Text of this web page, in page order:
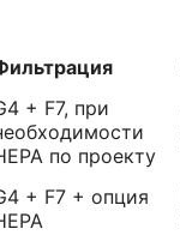
+ F7, при
по проекту
+ F7 + опция